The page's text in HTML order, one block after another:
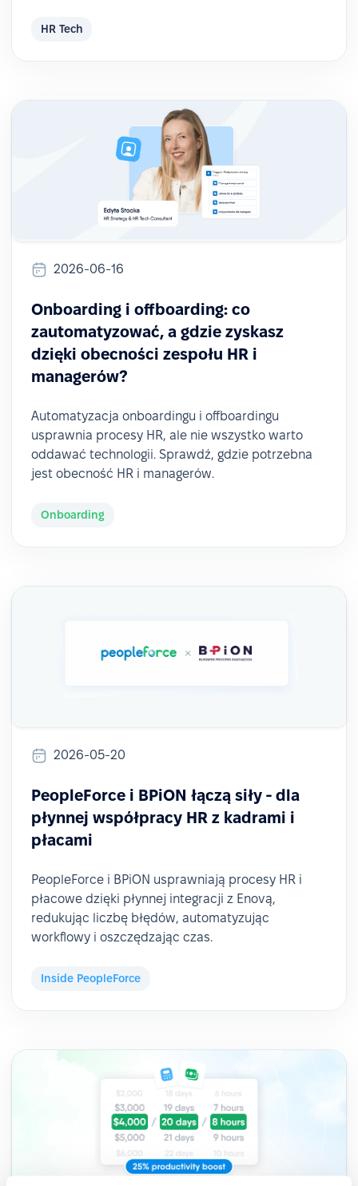
HR Tech
2026-06-16
Onboarding i offboarding: co
zautomatyzować, a gdzie zyskasz
dzięki obecności zespołu HR i
managerów?
Automatyzacja onboardingu i offboardingu
usprawnia procesy HR, ale nie wszystko warto
oddawać technologii. Sprawdź, gdzie potrzebna
jest obecność HR i managerów.
Onboarding
2026-05-20
PeopleForce i BPiON łączą siły - dla
płynnej współpracy HR z kadrami i
płacami
PeopleForce i BPiON usprawniają procesy HR i
płacowe dzięki płynnej integracji z Enovą,
redukując liczbę błędów, automatyzując
workflowy i oszczędzając czas.
Inside PeopleForce